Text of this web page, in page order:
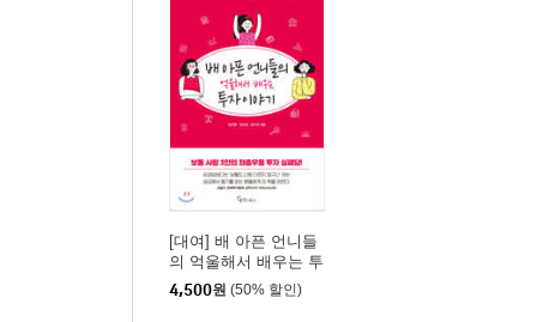
[대여] 배 아픈 언니들
의 억울해서 배우는 투
자 이야기
4,500원 (50% 할인)